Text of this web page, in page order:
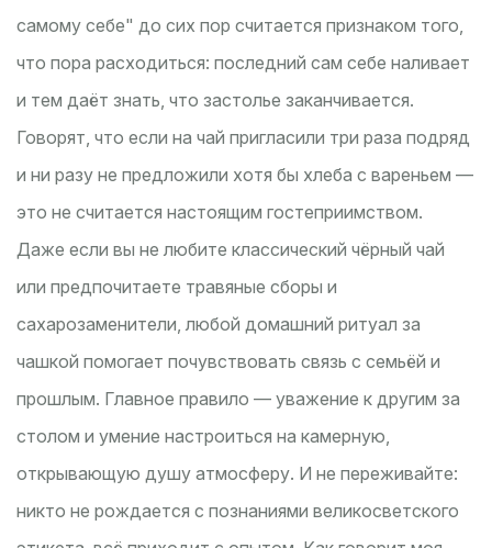
самому себе" до сих пор считается признаком того,
что пора расходиться: последний сам себе наливает
и тем даёт знать, что застолье заканчивается.
Говорят, что если на чай пригласили три раза подряд
и ни разу не предложили хотя бы хлеба с вареньем —
это не считается настоящим гостеприимством.
Даже если вы не любите классический чёрный чай
или предпочитаете травяные сборы и
сахарозаменители, любой домашний ритуал за
чашкой помогает почувствовать связь с семьёй и
прошлым. Главное правило — уважение к другим за
столом и умение настроиться на камерную,
открывающую душу атмосферу. И не переживайте:
никто не рождается с познаниями великосветского